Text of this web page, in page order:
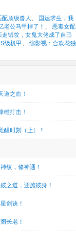
顶级兽人
国运求生，我
老公马甲掉了！
恶毒女配
走错坟，女鬼大佬成了自己
级机甲
综影视：合欢花独
道之血！
维打击！
醒时刻（上）！
纹，修神通！
之道，还施彼身！
剑诀！
长老！